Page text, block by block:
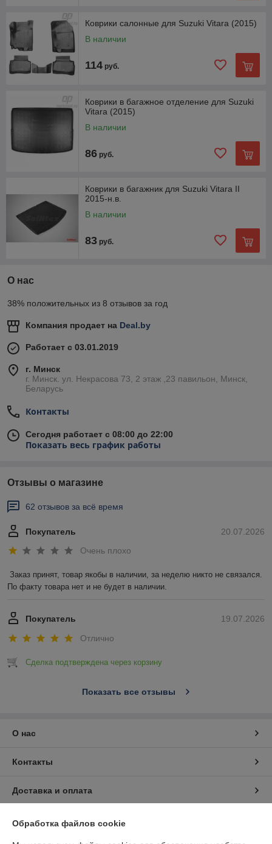
Коврики салонные для Suzuki Vitara (2015)
В наличии
114 руб.
Коврики в багажное отделение для Suzuki
Vitara (2015)
В наличии
86 руб.
Коврики в багажник для Suzuki Vitara II
2015-н.в.
В наличии
83 руб.
О нас
38% положительных из 8 отзывов за год
Компания продает на Deal.by
Работает с 03.01.2019
г. Минск
г. Минск. ул. Некрасова 73, 2 этаж ,23 павильон, Минск,
Беларусь
Контакты
Сегодня работает с 08:00 до 22:00
Показать весь график работы
Отзывы о магазине
62 отзывов за всё время
20.07.2026
Покупатель
Очень плохо
Заказ принят, товар якобы в наличии, за неделю никто не связался.
По факту товара нет и не будет в наличии.
19.07.2026
Покупатель
Отлично
Сделка подтверждена через корзину
Показать все отзывы
О нас
Контакты
Доставка и оплата
График работы
Обработка файлов cookie